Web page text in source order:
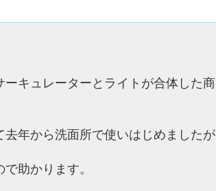
キュレーターとライトが合体した商
年から洗面所で使いはじめましたが
助かります。